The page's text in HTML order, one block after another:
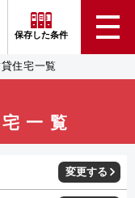
保存した条件
住宅一覧
一覧
変更する